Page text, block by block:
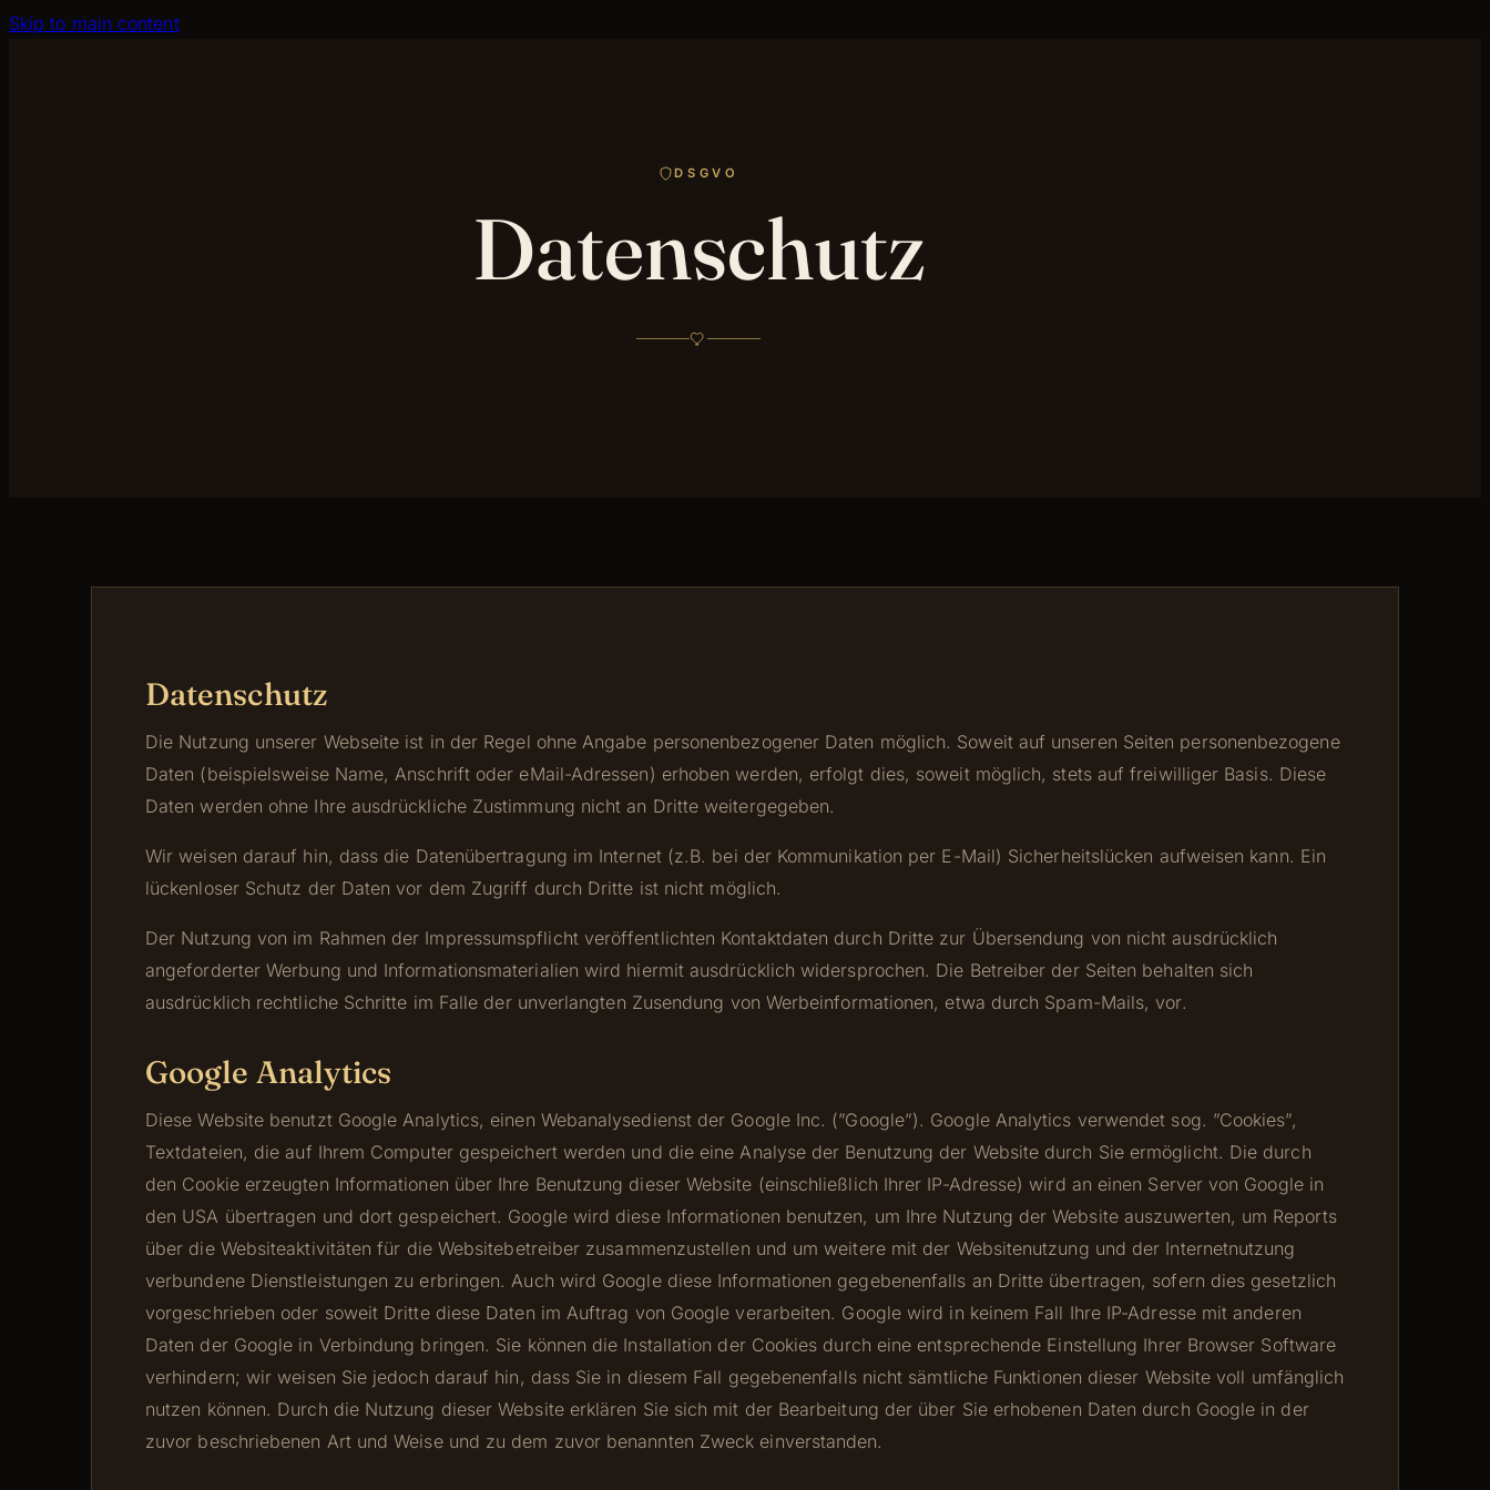
Skip to main content
DSGVO
Datenschutz
Datenschutz
Die Nutzung unserer Webseite ist in der Regel ohne Angabe personenbezogener Daten möglich. Soweit auf unseren Seiten personenbezogene
Daten (beispielsweise Name, Anschrift oder eMail-Adressen) erhoben werden, erfolgt dies, soweit möglich, stets auf freiwilliger Basis. Diese
Daten werden ohne Ihre ausdrückliche Zustimmung nicht an Dritte weitergegeben.
Wir weisen darauf hin, dass die Datenübertragung im Internet (z.B. bei der Kommunikation per E-Mail) Sicherheitslücken aufweisen kann. Ein
lückenloser Schutz der Daten vor dem Zugriff durch Dritte ist nicht möglich.
Der Nutzung von im Rahmen der Impressumspflicht veröffentlichten Kontaktdaten durch Dritte zur Übersendung von nicht ausdrücklich
angeforderter Werbung und Informationsmaterialien wird hiermit ausdrücklich widersprochen. Die Betreiber der Seiten behalten sich
ausdrücklich rechtliche Schritte im Falle der unverlangten Zusendung von Werbeinformationen, etwa durch Spam-Mails, vor.
Google Analytics
Diese Website benutzt Google Analytics, einen Webanalysedienst der Google Inc. (”Google”). Google Analytics verwendet sog. ”Cookies”,
Textdateien, die auf Ihrem Computer gespeichert werden und die eine Analyse der Benutzung der Website durch Sie ermöglicht. Die durch
den Cookie erzeugten Informationen über Ihre Benutzung dieser Website (einschließlich Ihrer IP-Adresse) wird an einen Server von Google in
den USA übertragen und dort gespeichert. Google wird diese Informationen benutzen, um Ihre Nutzung der Website auszuwerten, um Reports
über die Websiteaktivitäten für die Websitebetreiber zusammenzustellen und um weitere mit der Websitenutzung und der Internetnutzung
verbundene Dienstleistungen zu erbringen. Auch wird Google diese Informationen gegebenenfalls an Dritte übertragen, sofern dies gesetzlich
vorgeschrieben oder soweit Dritte diese Daten im Auftrag von Google verarbeiten. Google wird in keinem Fall Ihre IP-Adresse mit anderen
Daten der Google in Verbindung bringen. Sie können die Installation der Cookies durch eine entsprechende Einstellung Ihrer Browser Software
verhindern; wir weisen Sie jedoch darauf hin, dass Sie in diesem Fall gegebenenfalls nicht sämtliche Funktionen dieser Website voll umfänglich
nutzen können. Durch die Nutzung dieser Website erklären Sie sich mit der Bearbeitung der über Sie erhobenen Daten durch Google in der
zuvor beschriebenen Art und Weise und zu dem zuvor benannten Zweck einverstanden.